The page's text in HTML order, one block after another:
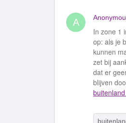
A
In zone 1
op: als je
kunnen
zet bij
dat er
blijven